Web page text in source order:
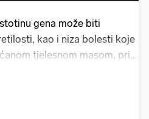
gena može biti
kao i niza bolesti koje
tjelesnom masom, pri